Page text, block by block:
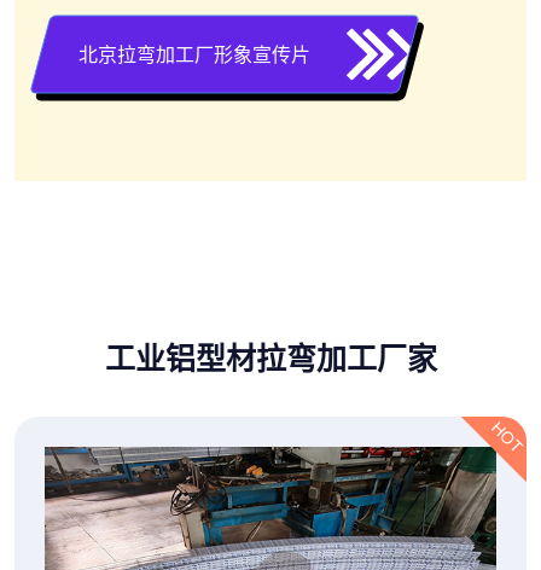
北京拉弯加工厂形象宣传片
工业铝型材拉弯加工厂家
HOT